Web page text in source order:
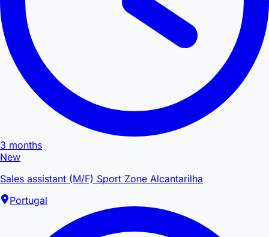
3 months
New
Sales assistant (M/F) Sport Zone Alcantarilha
Portugal